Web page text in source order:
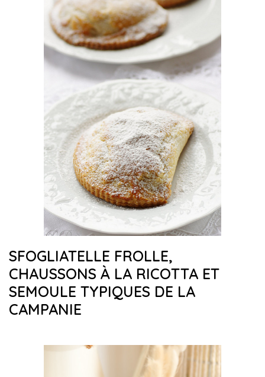
SFOGLIATELLE FROLLE,
CHAUSSONS À LA RICOTTA ET
SEMOULE TYPIQUES DE LA
CAMPANIE